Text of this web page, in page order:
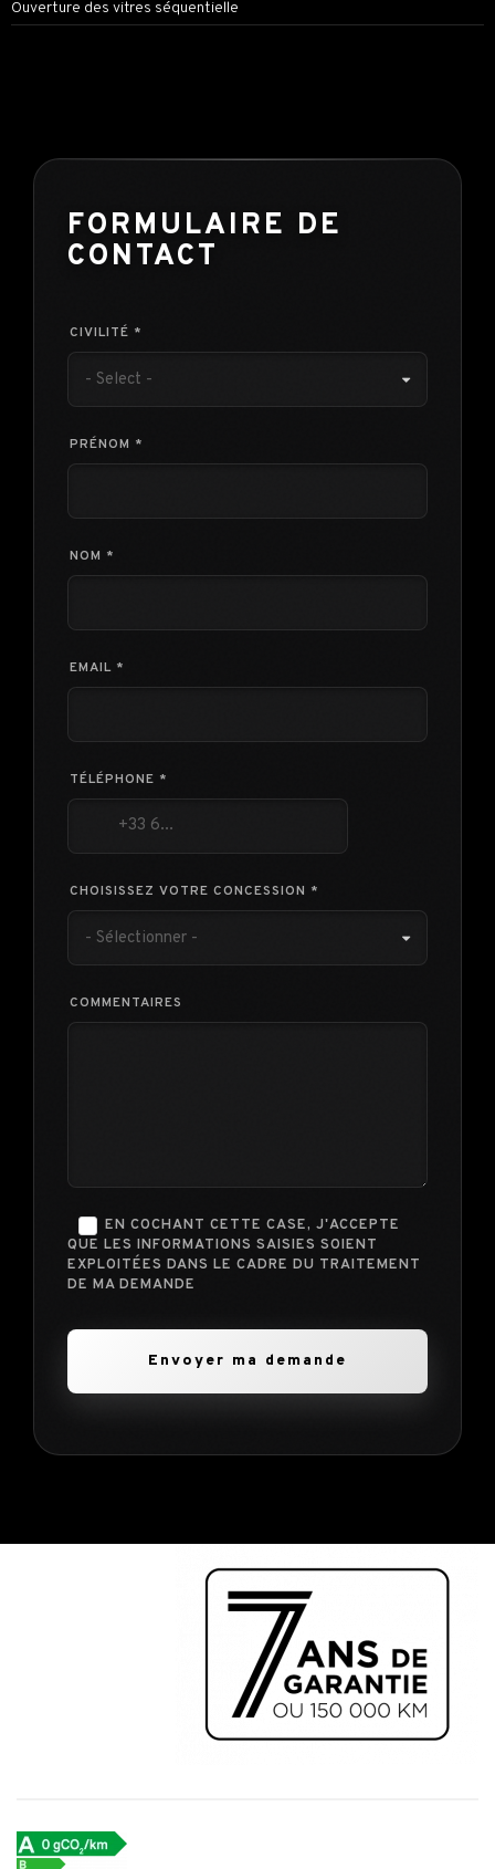
Ouverture des vitres séquentielle
FORMULAIRE DE
CONTACT
CIVILITÉ *
- Select -
PRÉNOM *
NOM *
EMAIL *
TÉLÉPHONE *
CHOISISSEZ VOTRE CONCESSION *
- Sélectionner -
COMMENTAIRES
EN COCHANT CETTE CASE, J'ACCEPTE
QUE LES INFORMATIONS SAISIES SOIENT
EXPLOITÉES DANS LE CADRE DU TRAITEMENT
DE MA DEMANDE
Envoyer ma demande